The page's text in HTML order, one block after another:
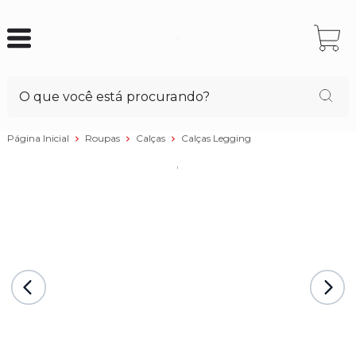
Página Inicial Roupas Calças Calças Legging